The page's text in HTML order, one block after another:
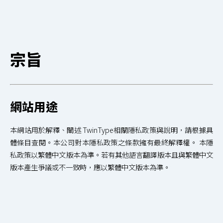
宗旨
網站用途
本網站用於解釋、闡述 TwinType相關隱私政策與說明，請根據具
體條目查閱。本公司對本隱私政策之條款擁有最終解釋權。 本隱
私政策以繁體中文版本為準。若有其他語言翻譯版本且與繁體中文
版本產生爭議或不一致時，應以繁體中文版本為準。